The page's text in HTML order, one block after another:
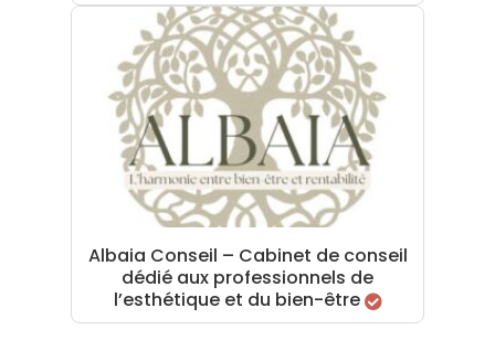
Albaia Conseil – Cabinet de conseil
dédié aux professionnels de
l’esthétique et du bien-être